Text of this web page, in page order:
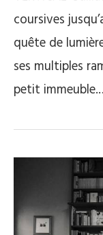
coursives
quête de
ses multiples
petit